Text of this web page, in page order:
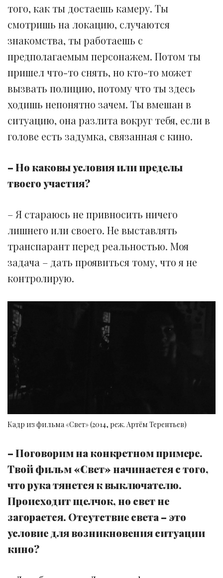
того, как ты достаешь камеру. Ты
смотришь на локацию, случаются
знакомства, ты работаешь с
предполагаемым персонажем. Потом ты
пришел что-то снять, но кто-то может
вызвать полицию, потому что ты здесь
ходишь непонятно зачем. Ты вмешан в
ситуацию, она разлита вокруг тебя, если в
голове есть задумка, связанная с кино.
– Но каковы условия или пределы
твоего участия?
– Я стараюсь не привносить ничего
лишнего или своего. Не выставлять
транспарант перед реальностью. Моя
задача – дать проявиться тому, что я не
контролирую.
Кадр из фильма «Свет» (2014, реж. Артём Терентьев)
– Поговорим на конкретном примере.
Твой фильм «Свет» начинается с того,
что рука тянется к выключателю.
Происходит щелчок, но свет не
загорается. Отсутствие света – это
условие для возникновения ситуации
кино?